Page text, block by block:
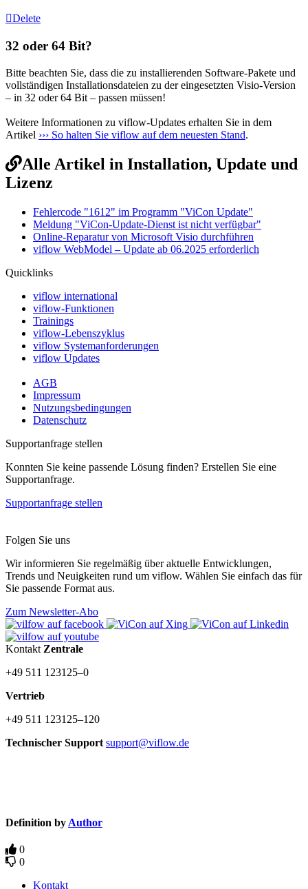
Delete
32 oder 64 Bit?
Bitte beachten Sie, dass die zu installierenden Software-Pakete und
vollständigen Installationsdateien zu der eingesetzten Visio-Version
– in 32 oder 64 Bit – passen müssen!
Weitere Informationen zu viflow-Updates erhalten Sie in dem
Artikel ››› So halten Sie viflow auf dem neuesten Stand.
Alle Artikel in Installation, Update und
Lizenz
Fehlercode "1612" im Programm "ViCon Update"
Meldung "ViCon-Update-Dienst ist nicht verfügbar"
Online-Reparatur von Microsoft Visio durchführen
viflow WebModel – Update ab 06.2025 erforderlich
Quicklinks
viflow international
viflow-Funktionen
Trainings
viflow-Lebenszyklus
viflow Systemanforderungen
viflow Updates
AGB
Impressum
Nutzungsbedingungen
Datenschutz
Supportanfrage stellen
Konnten Sie keine passende Lösung finden? Erstellen Sie eine
Supportanfrage.
Supportanfrage stellen
Folgen Sie uns
Wir informieren Sie regelmäßig über aktuelle Entwicklungen,
Trends und Neuigkeiten rund um viflow. Wählen Sie einfach das für
Sie passende Format aus.
Zum Newsletter-Abo
Kontakt Zentrale
+49 511 123125–0
Vertrieb
+49 511 123125–120
Technischer Support support@viflow.de
Definition by Author
0
0
Kontakt